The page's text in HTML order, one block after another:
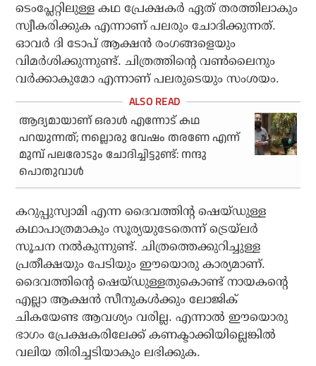
ടെംപ്ലേറ്റിലുള്ള കഥ പ്രേക്ഷകര്‍ ഏത് തരത്തിലാകും
സ്വീകരിക്കുക എന്നാണ് പലരും ചോദിക്കുന്നത്.
ഓവര്‍ ദി ടോപ് ആക്ഷന്‍ രംഗങ്ങളെയും
വിമര്‍ശിക്കുന്നുണ്ട്. ചിത്രത്തിന്റെ വണ്‍ലൈനും
വര്‍ക്കാകുമോ എന്നാണ് പലരുടെയും സംശയം.
ആദ്യമായാണ് ഒരാൾ എന്നോട് കഥ
പറയുന്നത്; നല്ലൊരു വേഷം തരണേ എന്ന്
മുമ്പ് പലരോടും ചോദിച്ചിട്ടുണ്ട്: നന്ദു
പൊതുവാൾ
കറുപ്പുസ്വാമി എന്ന ദൈവത്തിന്റ ഷെയ്ഡുള്ള
കഥാപാത്രമാകും സൂര്യയുടേതെന്ന് ട്രെയ്‌ലര്‍
സൂചന നല്‍കുന്നുണ്ട്. ചിത്രത്തെക്കുറിച്ചുള്ള
പ്രതീക്ഷയും പേടിയും ഈയൊരു കാര്യമാണ്.
ദൈവത്തിന്റെ ഷെയ്ഡുള്ളതുകൊണ്ട് നായകന്റെ
എല്ലാ ആക്ഷന്‍ സീനുകള്‍ക്കും ലോജിക്
ചികയേണ്ട ആവശ്യം വരില്ല. എന്നാല്‍ ഈയൊരു
ഭാഗം പ്രേക്ഷകരിലേക്ക് കണക്ടാക്കിയില്ലെങ്കില്‍
വലിയ തിരിച്ചടിയാകും ലഭിക്കുക.